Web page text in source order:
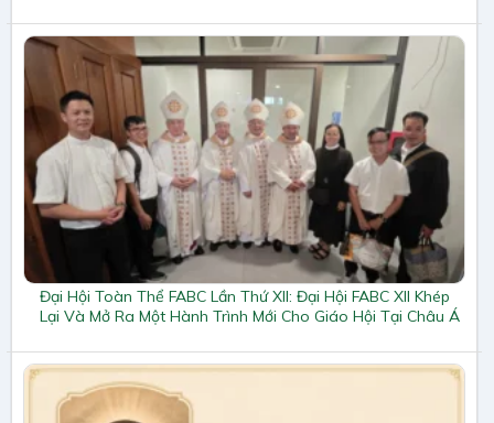
Đại Hội Toàn Thể FABC Lần Thứ XII: Đại Hội FABC XII Khép
Lại Và Mở Ra Một Hành Trình Mới Cho Giáo Hội Tại Châu Á